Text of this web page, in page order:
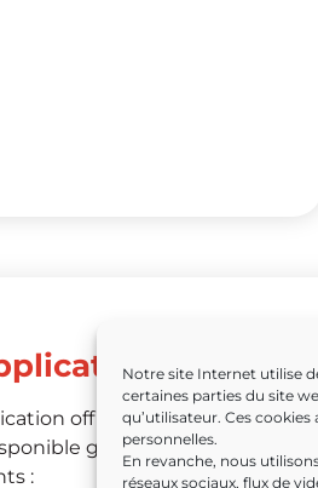
Notre site Internet utilise
certaines parties du site
qu’utilisateur. Ces
personnelles.
En revanche, nous
réseaux sociaux, flux de
officielle de Caissargues
grâce aux liens
: